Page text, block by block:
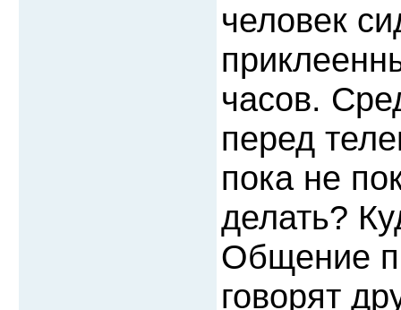
человек
часов.
перед
пока не
делать?
Общение
говорят